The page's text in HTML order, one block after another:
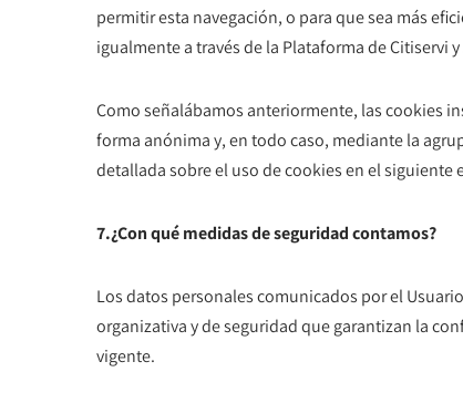
permitir esta navegación, o para que sea más
igualmente a través de la Plataforma de Citiservi
Como señalábamos anteriormente, las cookies
forma anónima y, en todo caso, mediante la
detallada sobre el uso de cookies en el siguiente
7.¿Con qué medidas de seguridad contamos?
Los datos personales comunicados por el
organizativa y de seguridad que garantizan la
vigente.